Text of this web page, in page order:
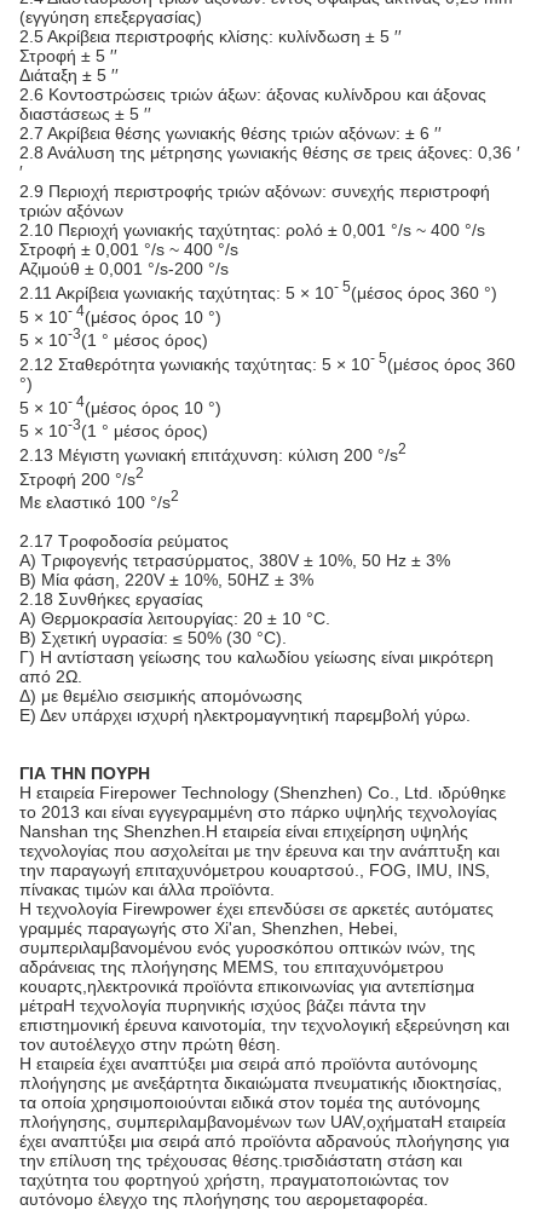
(εγγύηση επεξεργασίας)
2.5 Ακρίβεια περιστροφής κλίσης: κυλίνδωση ± 5 ′′
Στροφή ± 5 ′′
Διάταξη ± 5 ′′
2.6 Κοντοστρώσεις τριών άξων: άξονας κυλίνδρου και άξονας
διαστάσεως ± 5 ′′
2.7 Ακρίβεια θέσης γωνιακής θέσης τριών αξόνων: ± 6 ′′
2.8 Ανάλυση της μέτρησης γωνιακής θέσης σε τρεις άξονες: 0,36 ′
′
2.9 Περιοχή περιστροφής τριών αξόνων: συνεχής περιστροφή
τριών αξόνων
2.10 Περιοχή γωνιακής ταχύτητας: ρολό ± 0,001 °/s ~ 400 °/s
Στροφή ± 0,001 °/s ~ 400 °/s
Αζιμούθ ± 0,001 °/s-200 °/s
2.11 Ακρίβεια γωνιακής ταχύτητας: 5 × 10- 5(μέσος όρος 360 °)
5 × 10- 4(μέσος όρος 10 °)
5 × 10-3(1 ° μέσος όρος)
2.12 Σταθερότητα γωνιακής ταχύτητας: 5 × 10- 5(μέσος όρος 360
°)
5 × 10- 4(μέσος όρος 10 °)
5 × 10-3(1 ° μέσος όρος)
2.13 Μέγιστη γωνιακή επιτάχυνση: κύλιση 200 °/s2
Στροφή 200 °/s2
Με ελαστικό 100 °/s2
2.17 Τροφοδοσία ρεύματος
Α) Τριφογενής τετρασύρματος, 380V ± 10%, 50 Hz ± 3%
Β) Μία φάση, 220V ± 10%, 50HZ ± 3%
2.18 Συνθήκες εργασίας
Α) Θερμοκρασία λειτουργίας: 20 ± 10 °C.
Β) Σχετική υγρασία: ≤ 50% (30 °C).
Γ) Η αντίσταση γείωσης του καλωδίου γείωσης είναι μικρότερη
από 2Ω.
Δ) με θεμέλιο σεισμικής απομόνωσης
Ε) Δεν υπάρχει ισχυρή ηλεκτρομαγνητική παρεμβολή γύρω.
ΓΙΑ ΤΗΝ ΠΟΥΡΗ
Η εταιρεία Firepower Technology (Shenzhen) Co., Ltd. ιδρύθηκε
το 2013 και είναι εγγεγραμμένη στο πάρκο υψηλής τεχνολογίας
Nanshan της Shenzhen.Η εταιρεία είναι επιχείρηση υψηλής
τεχνολογίας που ασχολείται με την έρευνα και την ανάπτυξη και
την παραγωγή επιταχυνόμετρου κουαρτσού., FOG, IMU, INS,
πίνακας τιμών και άλλα προϊόντα.
Η τεχνολογία Firewpower έχει επενδύσει σε αρκετές αυτόματες
γραμμές παραγωγής στο Xi'an, Shenzhen, Hebei,
συμπεριλαμβανομένου ενός γυροσκόπου οπτικών ινών, της
αδράνειας της πλοήγησης MEMS, του επιταχυνόμετρου
κουαρτς,ηλεκτρονικά προϊόντα επικοινωνίας για αντεπίσημα
μέτραΗ τεχνολογία πυρηνικής ισχύος βάζει πάντα την
επιστημονική έρευνα καινοτομία, την τεχνολογική εξερεύνηση και
τον αυτοέλεγχο στην πρώτη θέση.
Η εταιρεία έχει αναπτύξει μια σειρά από προϊόντα αυτόνομης
πλοήγησης με ανεξάρτητα δικαιώματα πνευματικής ιδιοκτησίας,
τα οποία χρησιμοποιούνται ειδικά στον τομέα της αυτόνομης
πλοήγησης, συμπεριλαμβανομένων των UAV,οχήματαΗ εταιρεία
έχει αναπτύξει μια σειρά από προϊόντα αδρανούς πλοήγησης για
την επίλυση της τρέχουσας θέσης.τρισδιάστατη στάση και
ταχύτητα του φορτηγού χρήστη, πραγματοποιώντας τον
αυτόνομο έλεγχο της πλοήγησης του αερομεταφορέα.